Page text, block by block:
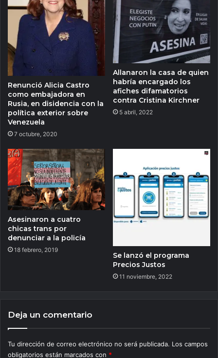
Renunció Alicia Castro
como embajadora en
Rusia, en disidencia con la
política exterior sobre
Venezuela
7 octubre, 2020
Allanaron la casa de quien
habría encargado los
afiches difamatorios
contra Cristina Kirchner
5 abril, 2022
Asesinaron a cuatro
chicas trans por
denunciar a la policía
18 febrero, 2019
Se lanzó el programa
Precios Justos
11 noviembre, 2022
Deja un comentario
Tu dirección de correo electrónico no será publicada. Los campos
obligatorios están marcados con *